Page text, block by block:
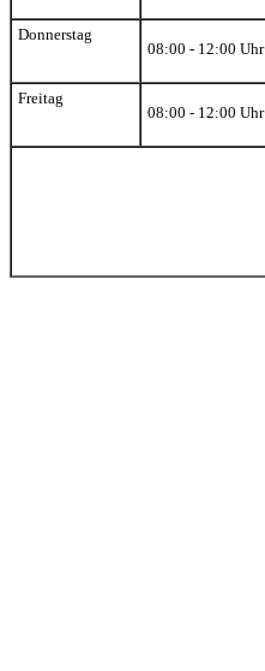
Donnerstag
08:00 - 12:00 Uhr
Freitag
08:00 - 12:00 Uhr